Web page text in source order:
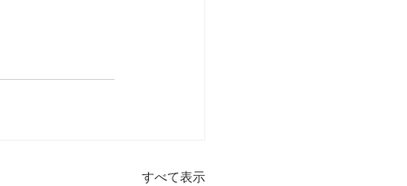
すべて表示